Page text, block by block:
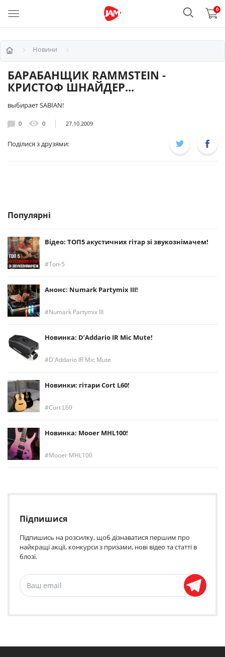
0
Новини
БАРАБАНЩИК RAMMSTEIN -
КРИСТОФ ШНАЙДЕР...
выбирает SABIAN!
0 0 27.10.2009
Поділися з друзями:
Популярні
Відео: ТОП5 акустичних гітар зі звукознімачем!
Топ-5
Анонс: Numark Partymix III!
Numark Partymix III
Новинка: D’Addario IR Mic Mute!
D'Addario IR Mic Mute
Новинки: гітари Cort L60!
Cort L60
Новинка: Mooer MHL100!
Mooer MHL100
Підпишися
Підпишись на розсилку, щоб дізнаватися першим про
найкращі акції, конкурси з призами, нові відео та статті в
блозі.